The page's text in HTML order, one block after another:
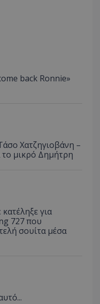
back Ronnie»
Χατζηγιοβάνη –
το μικρό Δημήτρη
για
727 που
σουίτα μέσα